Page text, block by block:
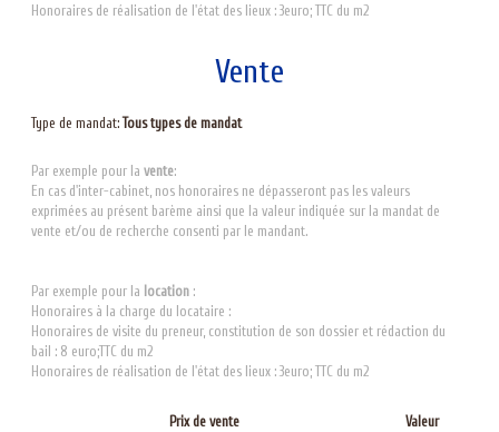
Honoraires de réalisation de l'état des lieux : 3euro; TTC du m2
Vente
Type de mandat:Tous types de mandat
Par exemple pour la vente:
En cas d'inter-cabinet, nos honoraires ne dépasseront pas les valeurs
exprimées au présent barème ainsi que la valeur indiquée sur la mandat de
vente et/ou de recherche consenti par le mandant.
Par exemple pour la location :
Honoraires à la charge du locataire :
Honoraires de visite du preneur, constitution de son dossier et rédaction du
bail : 8 euro;TTC du m2
Honoraires de réalisation de l'état des lieux : 3euro; TTC du m2
Prix de vente
Valeur